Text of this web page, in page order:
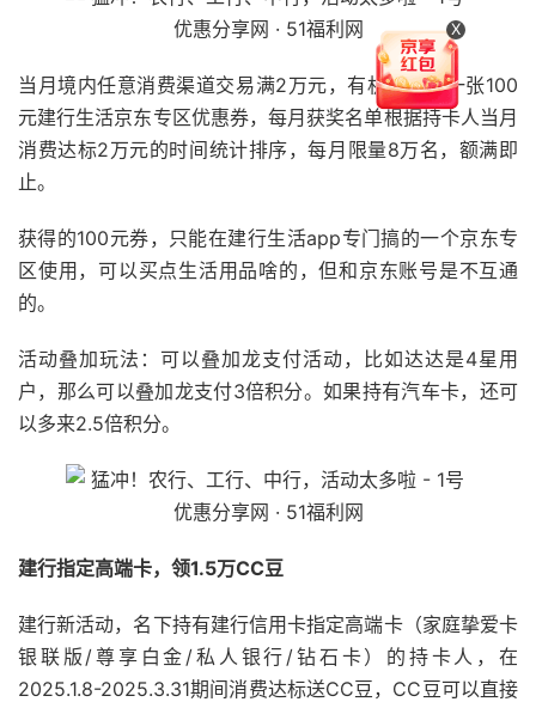
当月境内任意消费渠道交易满2万元，有机会获赠一张100
元建行生活京东专区优惠券，每月获奖名单根据持卡人当月
消费达标2万元的时间统计排序，每月限量8万名，额满即
止。
获得的100元券，只能在建行生活app专门搞的一个京东专
区使用，可以买点生活用品啥的，但和京东账号是不互通
的。
活动叠加玩法：可以叠加龙支付活动，比如达达是4星用
户，那么可以叠加龙支付3倍积分。如果持有汽车卡，还可
以多来2.5倍积分。
建行指定高端卡，领1.5万CC豆
建行新活动，名下持有建行信用卡指定高端卡（家庭挚爱卡
银联版/尊享白金/私人银行/钻石卡）的持卡人，在
2025.1.8-2025.3.31期间消费达标送CC豆，CC豆可以直接
X